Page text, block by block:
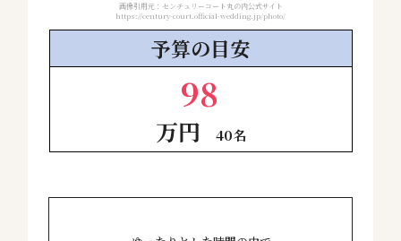
画像引用元：センチュリーコート丸の内公式サイト
https://century-court.official-wedding.jp/photo/
予算の目安
98
万円 40名